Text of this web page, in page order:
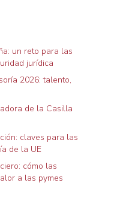
un reto para las
jurídica
2026: talento,
de la Casilla
claves para las
de la UE
cómo las
a las pymes